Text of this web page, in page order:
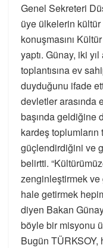
Genel Sekreteri
üye ülkelerin kültür
konuşmasını
yaptı. Günay, iki
toplantısına ev
duyduğunu ifade
devletler arasında
başında geldiğine
kardeş toplumların
güçlendirdiğini ve
belirtti.
zenginleştirmek ve
hale getirmek
diyen Bakan
böyle bir misyonu
Bugün